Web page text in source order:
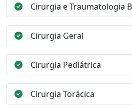
Cirurgia e Traumatologia
Cirurgia Geral
Cirurgia Pediátrica
Cirurgia Torácica